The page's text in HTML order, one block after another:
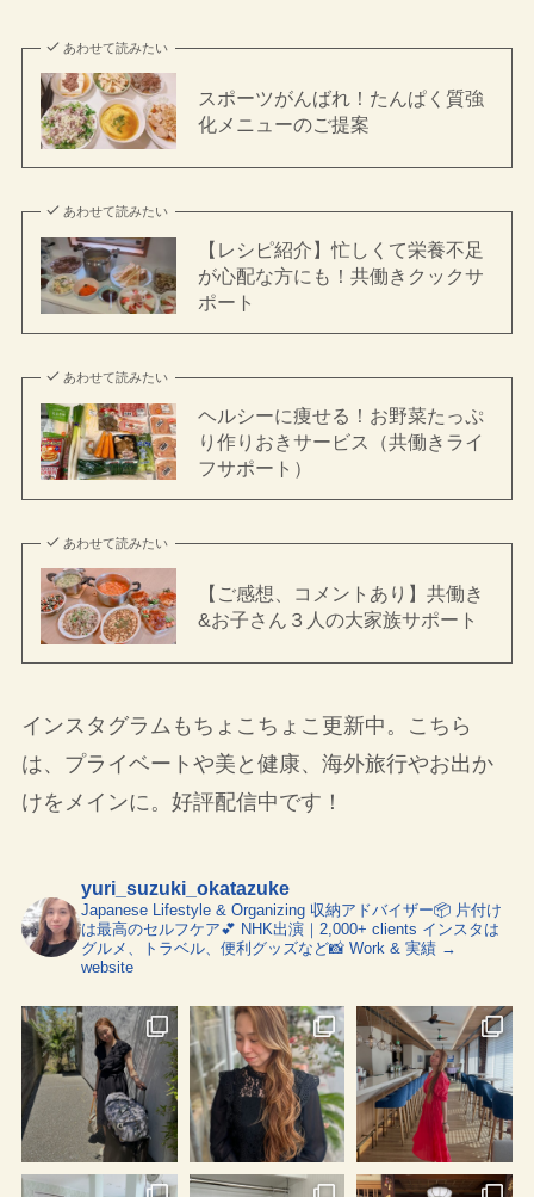
あわせて読みたい
スポーツがんばれ！たんぱく質強
化メニューのご提案
あわせて読みたい
【レシピ紹介】忙しくて栄養不足
が心配な方にも！共働きクックサ
ポート
あわせて読みたい
ヘルシーに痩せる！お野菜たっぷ
り作りおきサービス（共働きライ
フサポート）
あわせて読みたい
【ご感想、コメントあり】共働き
&お子さん３人の大家族サポート
インスタグラムもちょこちょこ更新中。こちら
は、プライベートや美と健康、海外旅行やお出か
けをメインに。好評配信中です！
yuri_suzuki_okatazuke
Japanese Lifestyle & Organizing収納アドバイザー📦片付け
は最高のセルフケア💕 NHK出演｜2,000+ clients インスタは
グルメ、トラベル、便利グッズなど📸Work & 実績 →
website